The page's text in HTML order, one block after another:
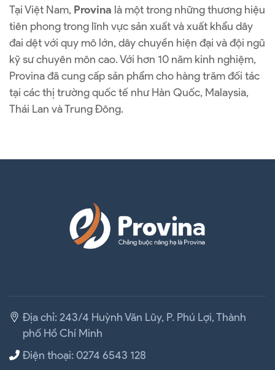
Tại Việt Nam, Provina là một trong những thương hiệu
tiên phong trong lĩnh vực sản xuất vàxuất khẩu dây
đai dệt với quy mô lớn, dây chuyền hiện đại và đội ngũ
kỹ sư chuyên môn cao. Với hơn 10 năm kinh nghiệm,
Provina đã cung cấp sản phẩm cho hàng trăm đối tác
tại các thị trường quốc tế như Hàn Quốc, Malaysia,
Thái Lan và Trung Đông.
Địa chỉ: 243/4 Huỳnh Văn Lũy, P. Phú Lợi, Thành
phố Hồ Chí Minh
Điện thoại: 0274 6543 128